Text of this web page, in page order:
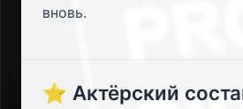
вновь.
⭐ Актёрский